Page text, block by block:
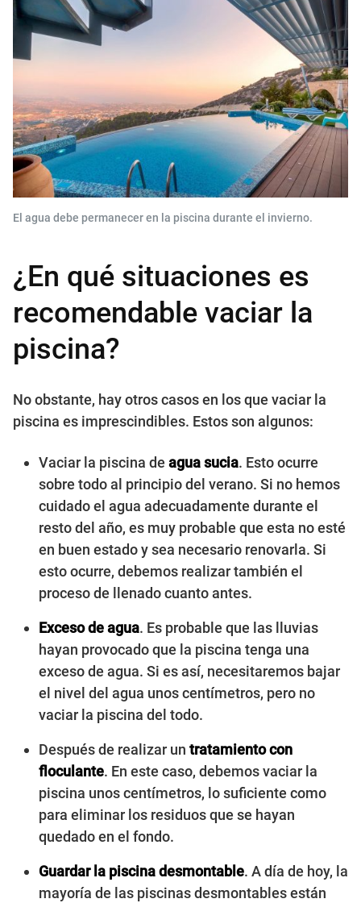
El agua debe permanecer en la piscina durante el invierno.
¿En qué situaciones es
recomendable vaciar la
piscina?
No obstante, hay otros casos en los que vaciar la
piscina es imprescindibles. Estos son algunos:
Vaciar la piscina de agua sucia. Esto ocurre
sobre todo al principio del verano. Si no hemos
cuidado el agua adecuadamente durante el
resto del año, es muy probable que esta no esté
en buen estado y sea necesario renovarla. Si
esto ocurre, debemos realizar también el
proceso de llenado cuanto antes.
Exceso de agua. Es probable que las lluvias
hayan provocado que la piscina tenga una
exceso de agua. Si es así, necesitaremos bajar
el nivel del agua unos centímetros, pero no
vaciar la piscina del todo.
Después de realizar un tratamiento con
floculante. En este caso, debemos vaciar la
piscina unos centímetros, lo suficiente como
para eliminar los residuos que se hayan
quedado en el fondo.
Guardar la piscina desmontable. A día de hoy, la
mayoría de las piscinas desmontables están